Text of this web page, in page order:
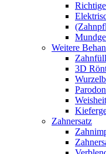
Weitere
3D
Zahnersatz